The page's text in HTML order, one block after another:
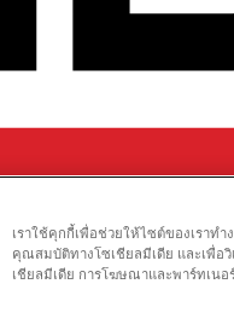
รหาตำแหน่ง
เราใช้คุกกี้เพื่อช่วยให้ไซต์ของเราท
คุณสมบัติทางโซเชียลมีเดีย และเพื่อวิ
เชียลมีเดีย การโฆษณาและพาร์ทเนอ